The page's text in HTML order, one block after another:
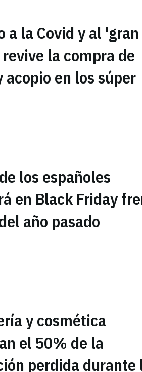
a la Covid y al 'gran
la compra de
acopio en los súper
los españoles
en Black Friday
año pasado
y cosmética
el 50% de la
perdida durante